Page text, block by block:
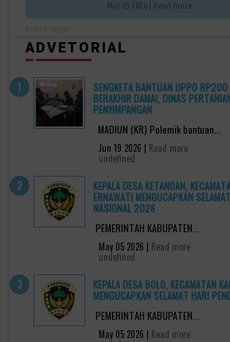
Mar 03 2026 | Read more
ADVETORIAL
SENGKETA BANTUAN UPPO
BERAKHIR DAMAI, DINAS
PENYIMPANGAN
MADIUN (KR) Polemik bantuan...
Jun 19 2026 | Read more
undefined
KEPALA DESA KETANDAN,
ERNAWATI MENGUCAPKAN
NASIONAL 2026
PEMERINTAH KABUPATEN...
May 05 2026 | Read more
undefined
KEPALA DESA BOLO, KECAMATAN
MENGUCAPKAN SELAMAT HARI
PEMERINTAH KABUPATEN...
May 05 2026 | Read more